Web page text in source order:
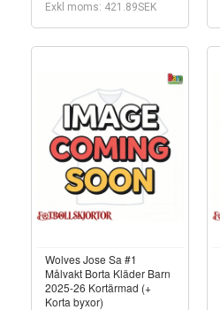
Exkl moms: 421.89SEK
Wolves Jose Sa #1
Målvakt Borta Kläder Barn
2025-26 Kortärmad (+
Korta byxor)